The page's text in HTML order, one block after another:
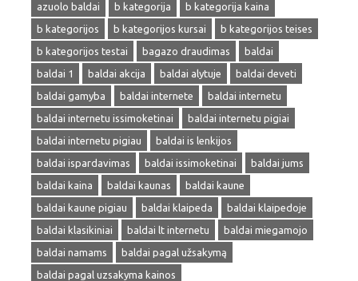
azuolo baldai
b kategorija
b kategorija kaina
b kategorijos
b kategorijos kursai
b kategorijos teises
b kategorijos testai
bagazo draudimas
baldai
baldai 1
baldai akcija baldai alytuje
baldai deveti
baldai gamyba
baldai internete
baldai internetu
baldai internetu issimoketinai
baldai internetu pigiai
baldai internetu pigiau
baldai is lenkijos
baldai ispardavimas
baldai issimoketinai
baldai jums
baldai kaina
baldai kaunas
baldai kaune
baldai kaune pigiau
baldai klaipeda
baldai klaipedoje
baldai klasikiniai
baldai lt internetu
baldai miegamojo
baldai namams
baldai pagal užsakymą
baldai pagal uzsakyma kainos